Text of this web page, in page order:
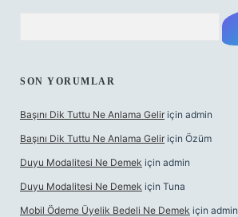
SON YORUMLAR
Başını Dik Tuttu Ne Anlama Gelir için admin
Başını Dik Tuttu Ne Anlama Gelir için Özüm
Duyu Modalitesi Ne Demek için admin
Duyu Modalitesi Ne Demek için Tuna
Mobil Ödeme Üyelik Bedeli Ne Demek için admin